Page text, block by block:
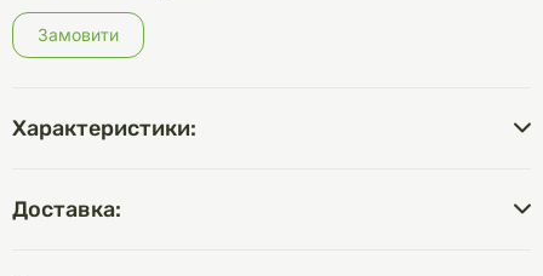
Замовити
Характеристики:
Доставка: